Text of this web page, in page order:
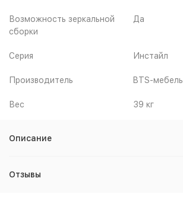
Возможность зеркальной
сборки
Да
Серия Инстайл
Производитель BTS-мебель
Вес 39 кг
Описание
Отзывы